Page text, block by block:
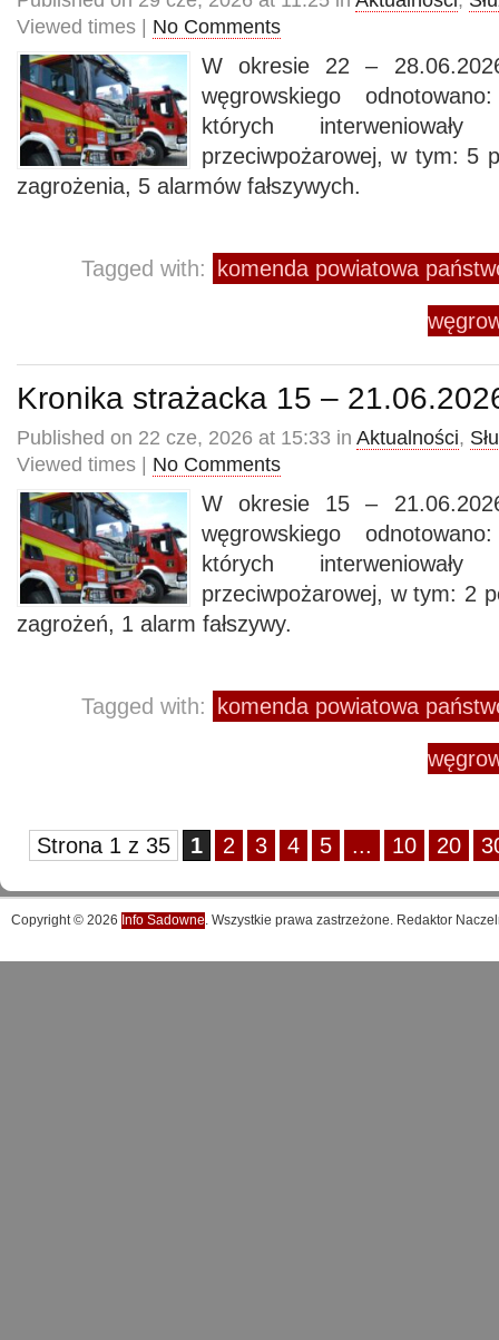
Viewed times | No Comments
W okresie 22 –
węgrowskiego
których
przeciwpożarowej, w tym: 5
zagrożenia, 5 alarmów fałszywych.
Tagged with: komenda powiatowa
Kronika strażacka 15 –
Published on 22 cze, 2026 at 15:33 in Aktualności,
Viewed times | No Comments
W okresie 15 –
węgrowskiego
których
przeciwpożarowej, w tym: 2
zagrożeń, 1 alarm fałszywy.
Tagged with: komenda powiatowa
Strona 1 z 35 1 2 3 4 5 ... 10 20
Copyright © 2026 Info Sadowne. Wszystkie prawa zastrzeżone. Redaktor